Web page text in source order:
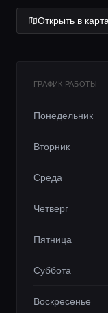
Гиды
Открыть в
ГРАФИК РАБОТЫ
Понедельник
Вторник
Среда
Четверг
Пятница
Суббота
Воскресенье